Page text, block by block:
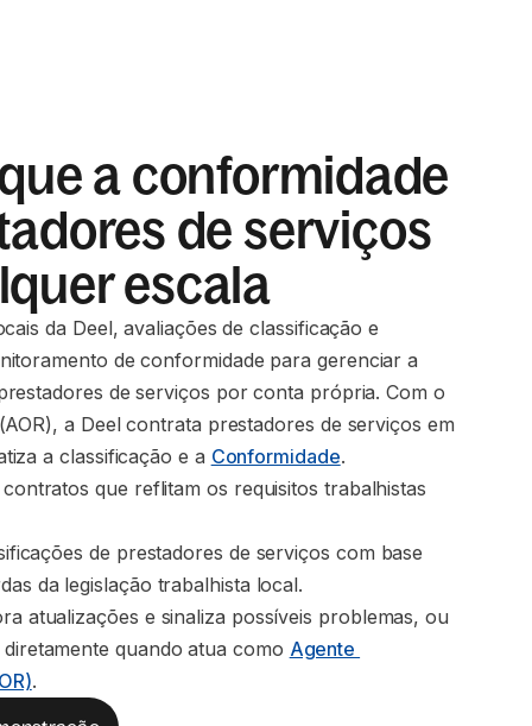
a conformidade
de serviços
escala
da Deel, avaliações de classificação e
de conformidade para gerenciar a
de serviços por conta própria. Com o
a Deel contrata prestadores de serviços em
a classificação e a Conformidade.
que reflitam os requisitos trabalhistas
de prestadores de serviços com base
da legislação trabalhista local.
atualizações e sinaliza possíveis problemas, ou
diretamente quando atua como Agente
.